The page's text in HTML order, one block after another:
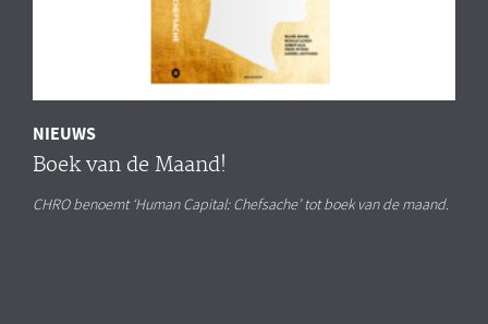
NIEUWS
Boek van de Maand!
CHRO benoemt ‘Human Capital: Chefsache’ tot boek van de maand.